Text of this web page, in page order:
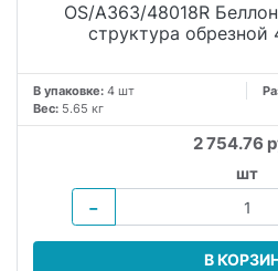
OS/A363/48018R
структура обрезной
В упаковке: 4 шт
Вес: 5.65 кг
2 754.76
шт
−
В